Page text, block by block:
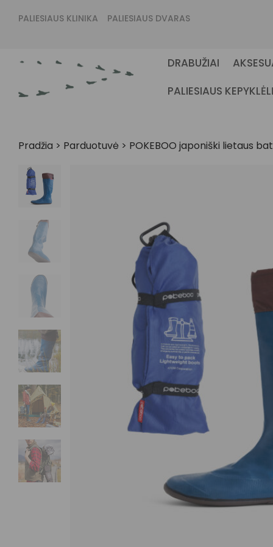
PALIESIAUS KLINIKA PALIESIAUS DVARAS
DRABUŽIAI
PALIESIAUS
Pradžia > Parduotuvė > POKEBOO japoniški lietaus